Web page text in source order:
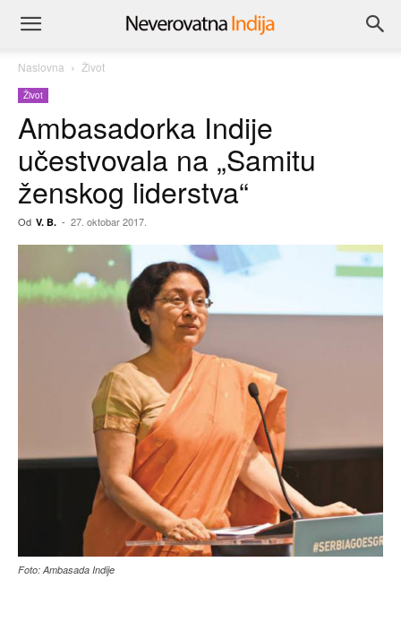
Naslovna Život
Život
Ambasadorka Indije
učestvovala na „Samitu
ženskog liderstva“
Od V. B. - 27. oktobar 2017.
Foto: Ambasada Indije